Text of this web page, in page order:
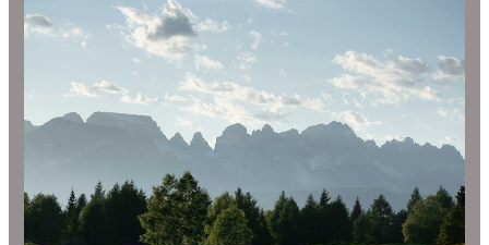
Trentino-